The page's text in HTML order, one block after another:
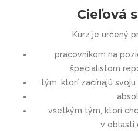
Cieľová
Kurz je určený
pracovníkom na
špecialistom
tým, ktorí začínajú
všetkým tým, ktorí
v oblasti